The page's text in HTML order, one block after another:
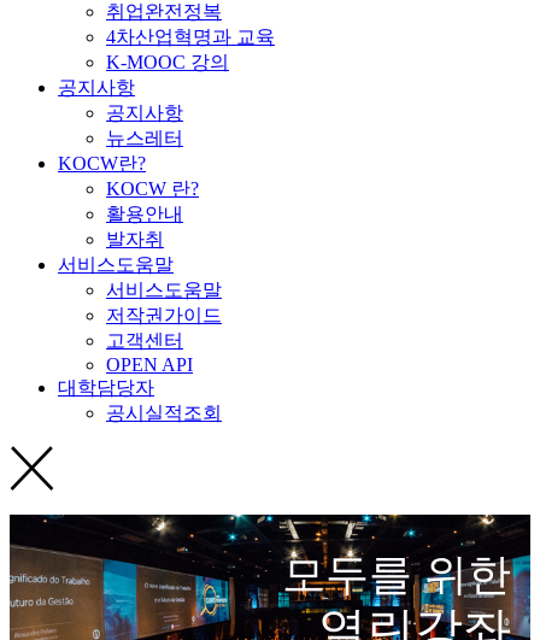
취업완전정복
4차산업혁명과 교육
K-MOOC 강의
공지사항
공지사항
뉴스레터
KOCW란?
KOCW 란?
활용안내
발자취
서비스도움말
서비스도움말
저작권가이드
고객센터
OPEN API
대학담당자
공시실적조회
모두를 위한